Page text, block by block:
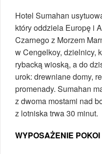
Hotel Sumahan
który oddziela Europę i
Czarnego z Morzem
w Cengelkoy, dzielnicy,
rybacką wioską, a do
urok: drewniane domy,
promenady. Sumahan
z dwoma mostami nad
z lotniska trwa 30 minut.
WYPOSAŻENIE POKOI